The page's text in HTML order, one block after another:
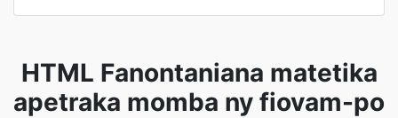
HTML Fanontaniana matetika
apetraka momba ny fiovam-po